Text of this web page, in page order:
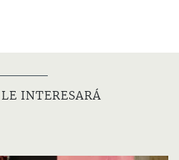
INTERESARÁ